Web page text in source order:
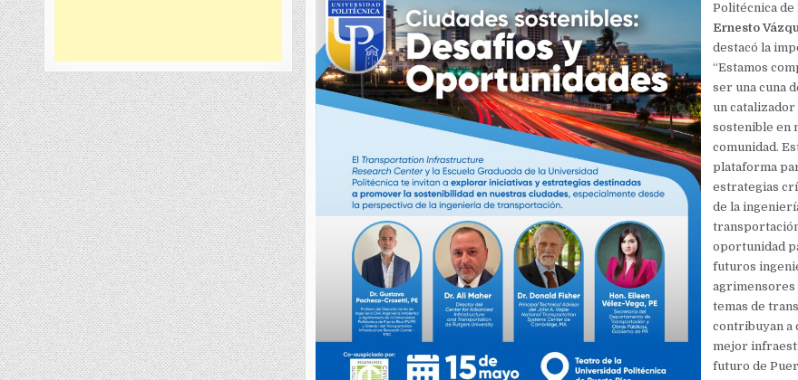
Politécnica de
Ernesto
destacó la
“Estamos
ser una cuna
un
sostenible en
comunidad.
plataforma
estrategias
de la
oportunidad
futuros
temas de
contribuyan a
mejor
futuro de